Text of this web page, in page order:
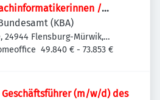
/
(m/w/d) oder
IT-Ausbildung für den IT-
Rechenzentrum
(KBA)
24944 Flensburg-Mürwik,
49.840 € - 73.853 €
(m/w/d) des